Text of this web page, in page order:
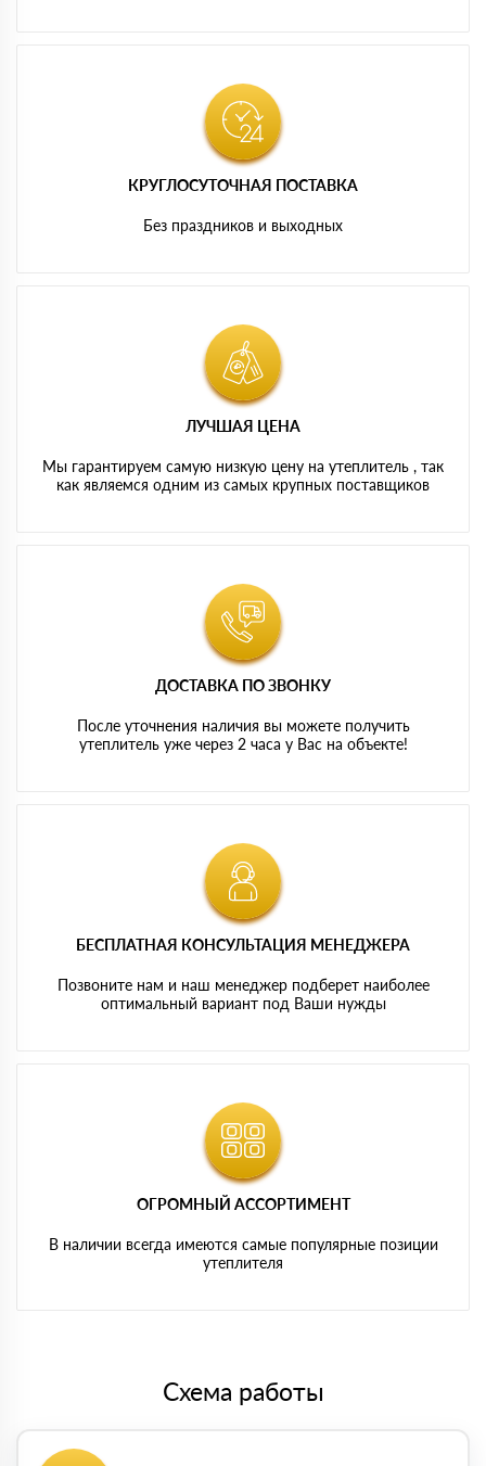
КРУГЛОСУТОЧНАЯ ПОСТАВКА
Без праздников и выходных
ЛУЧШАЯ ЦЕНА
Мы гарантируем самую низкую цену на утеплитель , так
как являемся одним из самых крупных поставщиков
ДОСТАВКА ПО ЗВОНКУ
После уточнения наличия вы можете получить
утеплитель уже через 2 часа у Вас на объекте!
БЕСПЛАТНАЯ КОНСУЛЬТАЦИЯ МЕНЕДЖЕРА
Позвоните нам и наш менеджер подберет наиболее
оптимальный вариант под Ваши нужды
ОГРОМНЫЙ АССОРТИМЕНТ
В наличии всегда имеются самые популярные позиции
утеплителя
Схема работы